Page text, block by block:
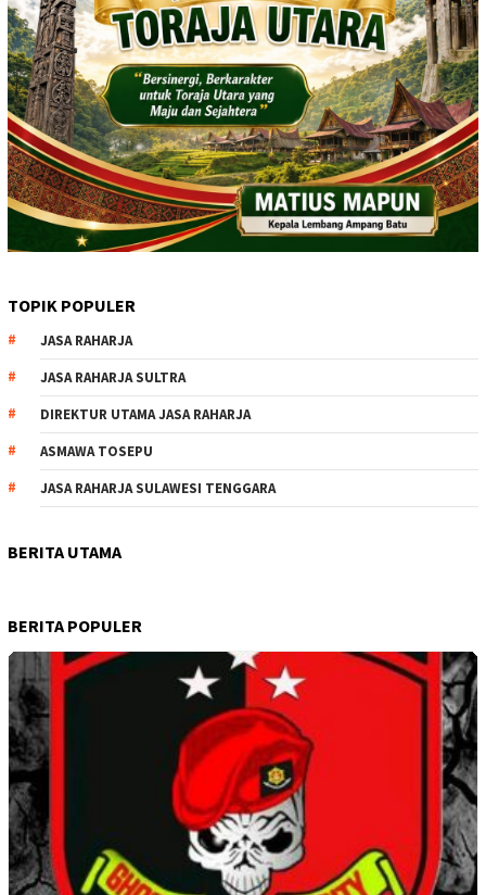
TOPIK POPULER
JASA RAHARJA
JASA RAHARJA SULTRA
DIREKTUR UTAMA JASA RAHARJA
ASMAWA TOSEPU
JASA RAHARJA SULAWESI TENGGARA
BERITA UTAMA
BERITA POPULER